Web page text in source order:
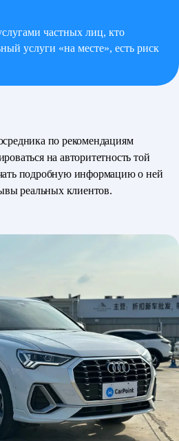
частных лиц, кто
услуги «на месте», есть риск
по рекомендациям
на авторитетность той
подробную информацию о ней
реальных клиентов.